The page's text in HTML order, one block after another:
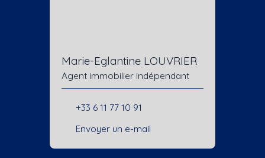
Marie-Eglantine LOUVRIER
Agent immobilier indépendant
+33 6 11 77 10 91
Envoyer un e-mail